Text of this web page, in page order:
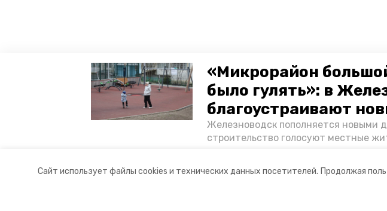
Сайт использует файлы cookies и технических данных посетителей. Продолжая
«Микрорайон
было гулять»: в
благоустраивают
Железноводск пополняется новыми
строительство голосуют местные
появилось современное
— в фоторепортаже «Победы26».